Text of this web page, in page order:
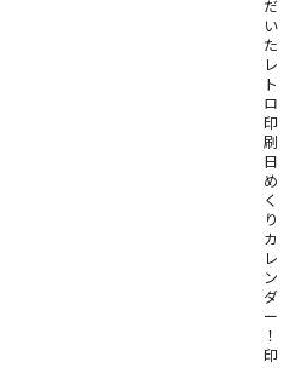
だ
い
た
レ
ト
ロ
印
刷
日
め
く
り
カ
レ
ン
ダ
ー
！
印